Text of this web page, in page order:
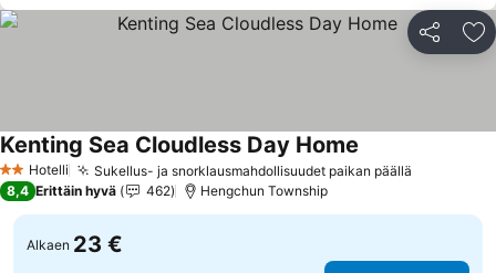
Jaa
2 Tähtiluokitus
Hotelli Sukellus- ja snorklausmahdollisuudet paikan päällä
Kenting Sea Cloudless Day Home
8,4 Erittäin hyvä 462 Hengchun Township
Alkaen 23 €